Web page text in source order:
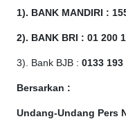
1). BANK MANDIRI :
2). BANK BRI : 01 200
3). Bank BJB : 0133 193
Bersarkan :
Undang-Undang Pers